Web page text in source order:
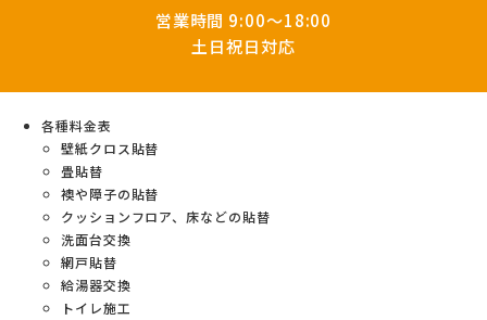
営業時間 9:00～18:00
土日祝日対応
各種料金表
壁紙クロス貼替
畳貼替
襖や障子の貼替
クッションフロア、床などの貼替
洗面台交換
網戸貼替
給湯器交換
トイレ施工